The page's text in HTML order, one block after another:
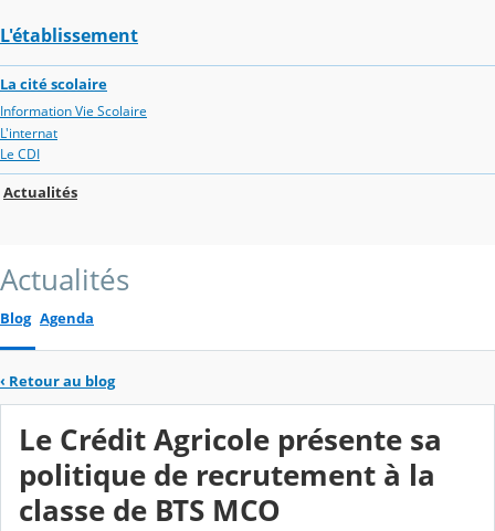
L'établissement
La cité scolaire
Information Vie Scolaire
L'internat
Le CDI
Actualités
Actualités
Blog Agenda
‹ Retour au blog
Le Crédit Agricole présente sa
politique de recrutement à la
classe de BTS MCO